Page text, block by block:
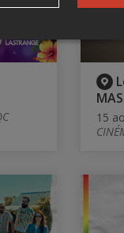
15